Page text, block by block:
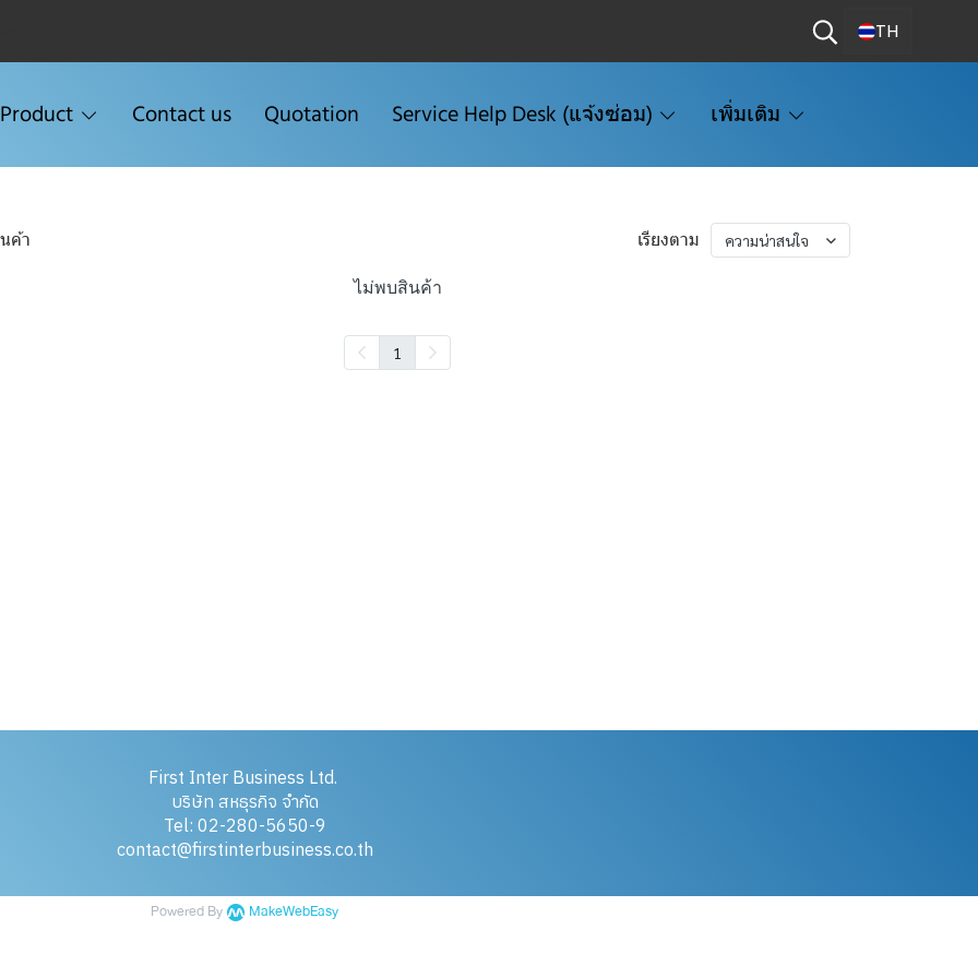
TH
Product Contact us Quotation Service Help Desk (แจ้งซ่อม) เพิ่มเติม
ค้า เรียงตาม ความน่าสนใจ
ไม่พบสินค้า
1
First Inter Business Ltd.
บริษัท สหธุรกิจ จำกัด
Tel: 02-280-5650-9
contact@firstinterbusiness.co.th
Powered By MakeWebEasy